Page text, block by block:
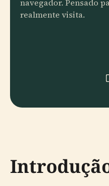
navegador. Pensado
realmente visita.